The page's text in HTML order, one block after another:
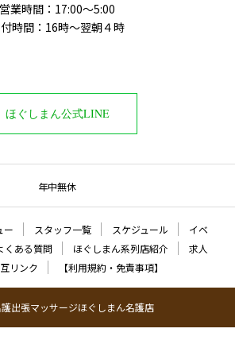
営業時間：17:00～5:00
時間：16時〜翌朝４時
ほぐしまん公式LINE
年中無休
ー スタッフ一覧 スケジュール
イベ
くある質問 ほぐしまん系列店紹介
求人
リンク 【利用規約・免責事項】
出張マッサージほぐしまん名護店